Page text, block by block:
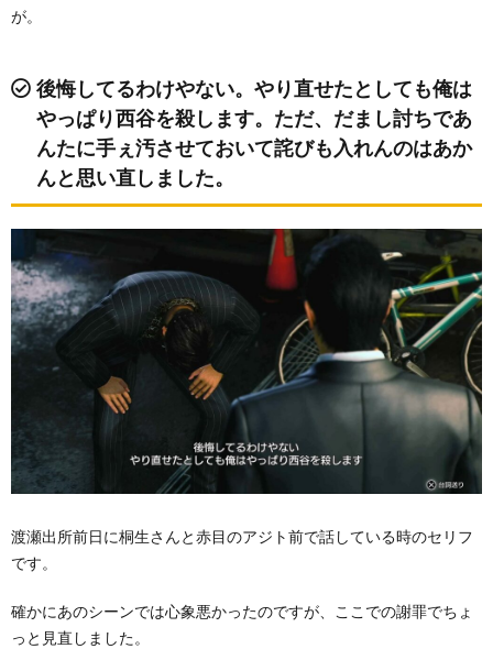
が。
後悔してるわけやない。やり直せたとしても俺は
やっぱり西谷を殺します。ただ、だまし討ちであ
んたに手ぇ汚させておいて詫びも入れんのはあか
んと思い直しました。
渡瀬出所前日に桐生さんと赤目のアジト前で話している時のセリフ
です。
確かにあのシーンでは心象悪かったのですが、ここでの謝罪でちょ
っと見直しました。